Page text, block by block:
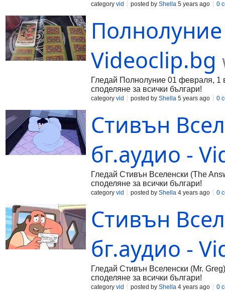
category vid posted by Shella 5 years ago 0
Videoclip.bg
Гледай Полнолуние 01 февраля, 1
споделяне за всички българи!
category vid posted by Shella 5 years ago 0
Стивън
бг.аудио -
Гледай Стивън Вселенски (The
споделяне за всички българи!
category vid posted by Shella 4 years ago 0
Стивън
бг.аудио -
Гледай Стивън Вселенски (Mr.
споделяне за всички българи!
category vid posted by Shella 4 years ago 0